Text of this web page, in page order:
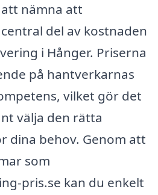
nämna att
del av kostnaden
i Hånger. Priserna
på hantverkarnas
vilket gör det
välja den rätta
dina behov. Genom att
som
pris.se kan du enkelt